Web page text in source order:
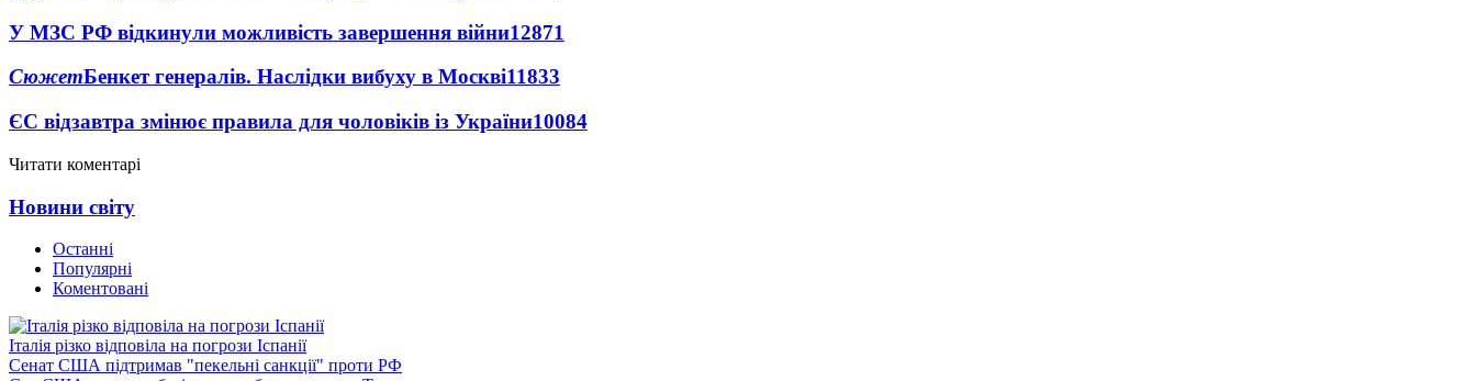
У МЗС РФ відкинули можливість завершення війни12871
СюжетБенкет генералів. Наслідки вибуху в Москві11833
ЄС відзавтра змінює правила для чоловіків із України10084
Читати коментарі
Новини світу
Останні
Популярні
Коментовані
Італія різко відповіла на погрози Іспанії
Сенат США підтримав "пекельні санкції" проти РФ